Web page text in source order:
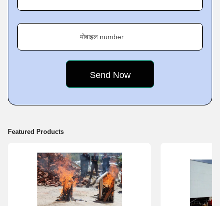
engineers, so its entire
मोबाइल number
Featured Products